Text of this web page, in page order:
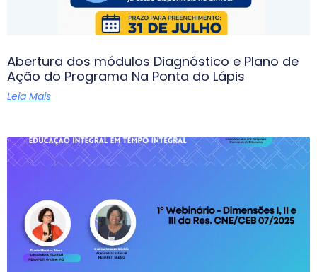
Abertura dos módulos Diagnóstico e Plano de
Ação do Programa Na Ponta do Lápis
Leia Mais